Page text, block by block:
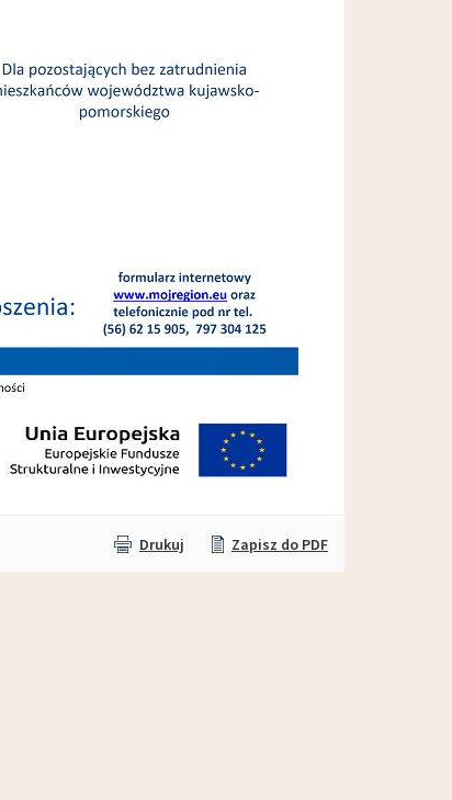
Wypożyczalnia sprzętu OTWARTA!
Drukuj Zapisz do PDF